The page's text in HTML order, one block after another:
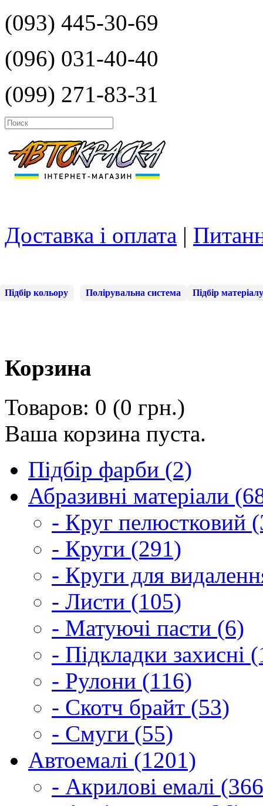
(093) 445-30-69
(096) 031-40-40
(099) 271-83-31
Доставка і оплата |
Підбір кольору Полірувальна система Підбір матеріалу
Корзина
Товаров: 0 (0 грн.)
Ваша корзина пуста.
Підбір фарби (2)
Абразивні матеріали
- Круг пелюстковий
- Круги (291)
- Круги для
- Листи (105)
- Матуючі пасти (6)
- Підкладки захисні
- Рулони (116)
- Скотч брайт (53)
- Смуги (55)
Автоемалі (1201)
- Акрилові емалі